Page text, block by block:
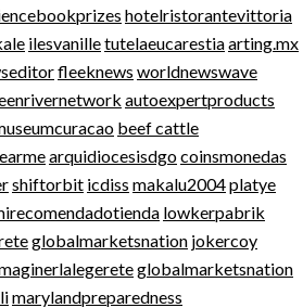
hotelristorantevittoria
ilesvanilletutelaeucarestiaarting.mx
fleeknews worldnewswave
autoexpertproducts
beef cattle
arquidiocesisdgocoinsmonedas
shiftorbit icdiss makalu2004platye
lowkerpabrik
globalmarketsnation jokercoy
globalmarketsnation
marylandpreparedness